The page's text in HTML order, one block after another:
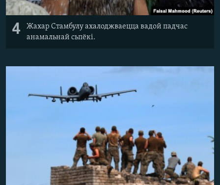
4
Жахар Стамбулу ахалоджваецца вадой падчас
анамальнай сьпёкі.